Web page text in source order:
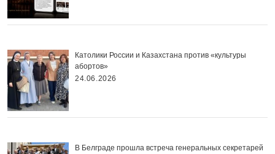
Католики России и Казахстана против «культуры
абортов»
24.06.2026
В Белграде прошла встреча генеральных секретарей